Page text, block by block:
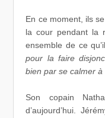
En ce moment, ils
la cour pendant la
ensemble de ce
pour la faire
bien par se calmer à
Son copain
d’aujourd’hui.